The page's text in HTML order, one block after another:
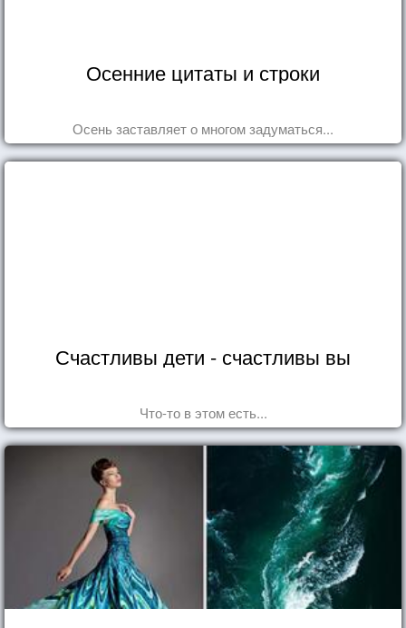
Осенние цитаты и строки
Осень заставляет о многом задуматься...
Счастливы дети - счастливы вы
Что-то в этом есть...